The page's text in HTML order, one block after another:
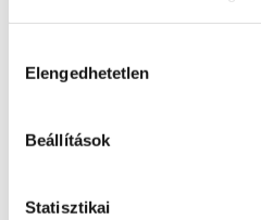
kiválasztása
Elengedhetetlen
Beállítások
Statisztikai
35.700,00 € +ÁFA
Shadow 30